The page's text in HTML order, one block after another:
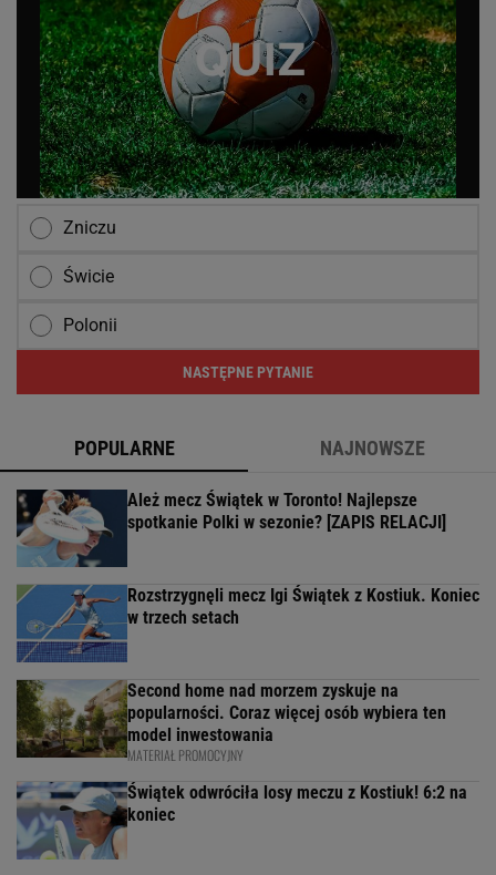
Zniczu
Świcie
Polonii
NASTĘPNE PYTANIE
POPULARNE NAJNOWSZE
Ależ mecz Świątek w Toronto! Najlepsze
spotkanie Polki w sezonie? [ZAPIS RELACJI]
Rozstrzygnęli mecz Igi Świątek z Kostiuk. Koniec
w trzech setach
Second home nad morzem zyskuje na
popularności. Coraz więcej osób wybiera ten
model inwestowania
MATERIAŁ PROMOCYJNY
Świątek odwróciła losy meczu z Kostiuk! 6:2 na
koniec